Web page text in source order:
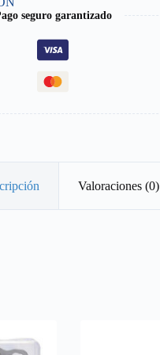
seguro garantizado
Valoraciones (0)